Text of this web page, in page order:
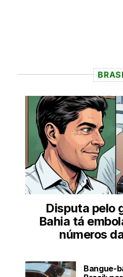
Disputa pelo
Bahia tá
números
Bangue-